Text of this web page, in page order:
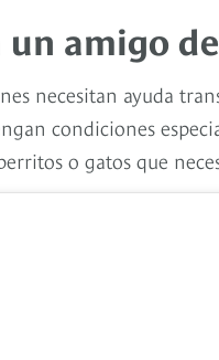
un amigo
necesitan ayuda
condiciones
o gatos que